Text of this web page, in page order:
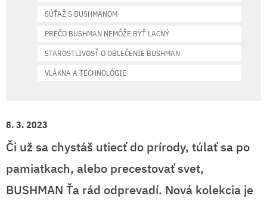
8. 3. 2023
Či už sa chystáš utiecť do prírody, túlať sa po
pamiatkach, alebo precestovať svet,
BUSHMAN Ťa rád odprevadí. Nová kolekcia je
SÚŤAŽ S BUSHMANOM
PREČO BUSHMAN NEMÔŽE BYŤ LACNÝ
STAROSTLIVOSŤ O OBLEČENIE BUSHMAN
VLÁKNA A TECHNOLÓGIE